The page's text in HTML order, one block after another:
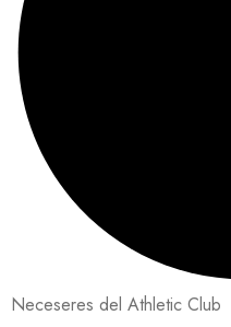
Neceseres del Athletic Club